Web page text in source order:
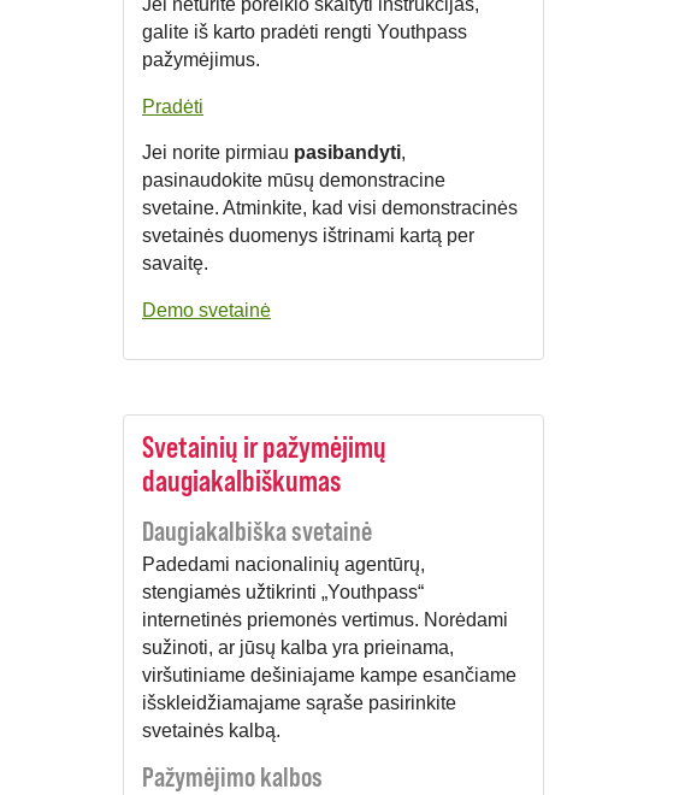
Jei neturite poreikio skaityti instrukcijas,
galite iš karto pradėti rengti Youthpass
pažymėjimus.
Pradėti
Jei norite pirmiau pasibandyti,
pasinaudokite mūsų demonstracine
svetaine. Atminkite, kad visi demonstracinės
svetainės duomenys ištrinami kartą per
savaitę.
Demo svetainė
Svetainių ir pažymėjimų
daugiakalbiškumas
Daugiakalbiška svetainė
Padedami nacionalinių agentūrų,
stengiamės užtikrinti „Youthpass“
internetinės priemonės vertimus. Norėdami
sužinoti, ar jūsų kalba yra prieinama,
viršutiniame dešiniajame kampe esančiame
išskleidžiamajame sąraše pasirinkite
svetainės kalbą.
Pažymėjimo kalbos